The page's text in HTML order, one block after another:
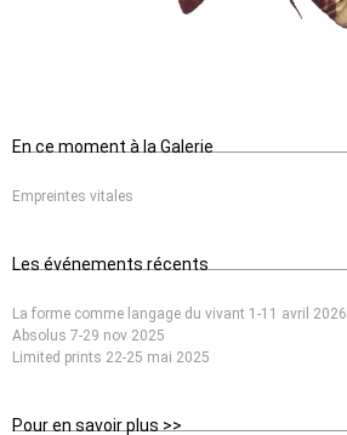
En ce moment à la Galerie
Empreintes vitales
Les événements récents
La forme comme langage du vivant 1-11 avril 2026
Absolus 7-29 nov 2025
Limited prints 22-25 mai 2025
Pour en savoir plus >>